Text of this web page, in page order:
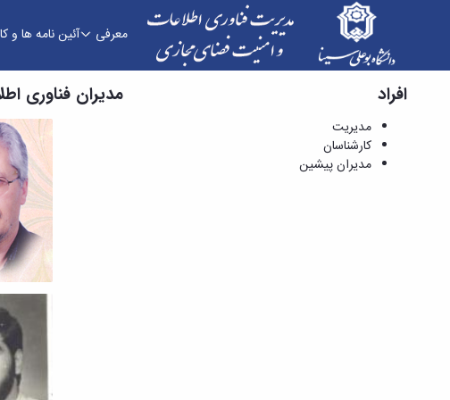
معرفی آئین نامه ها و
مدیران پیشین - مدیریت فناوری اطلاعات و امنیت
افراد
مدیریت
کارشناسان
مدیران پیشین
مدیران فناوری
اولین